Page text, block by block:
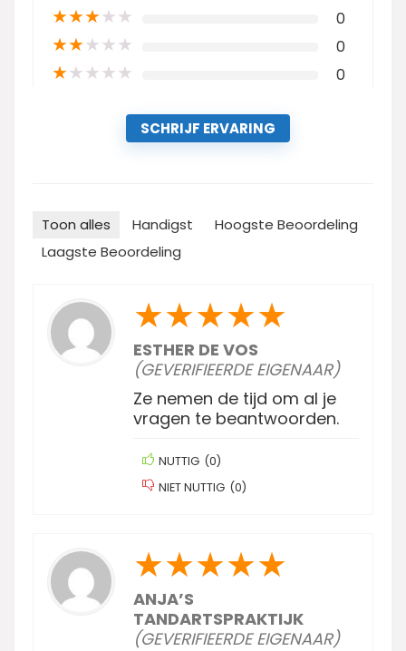
★★★★★ 0
★★★★★ 0
★★★★★ 0
SCHRIJF ERVARING
Toon alles Handigst
Hoogste Beoordeling
Laagste Beoordeling
★★★★★
ESTHER DE VOS
(GEVERIFIEERDE EIGENAAR)
Ze nemen de tijd om al je
vragen te beantwoorden.
NUTTIG (0)
NIET NUTTIG (0)
★★★★★
ANJA’S
TANDARTSPRAKTIJK
(GEVERIFIEERDE EIGENAAR)